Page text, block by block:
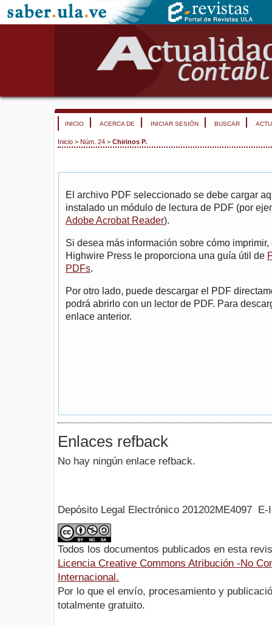
INICIO ACERCA DE INICIAR SESIÓN BUSCAR
Inicio > Núm. 24 > Chirinos P.
El archivo PDF seleccionado se debe cargar
instalado un módulo de lectura de PDF (por
Adobe Acrobat Reader).
Si desea más información sobre cómo
Highwire Press le proporciona una guía útil de
PDFs.
Por otro lado, puede descargar el PDF
podrá abrirlo con un lector de PDF. Para
enlace anterior.
Enlaces refback
No hay ningún enlace refback.
Depósito Legal Electrónico 201202ME4097 E-
Todos los documentos publicados en esta
Licencia Creative Commons Atribución -No
Internacional.
Por lo que el envío, procesamiento y
totalmente gratuito.